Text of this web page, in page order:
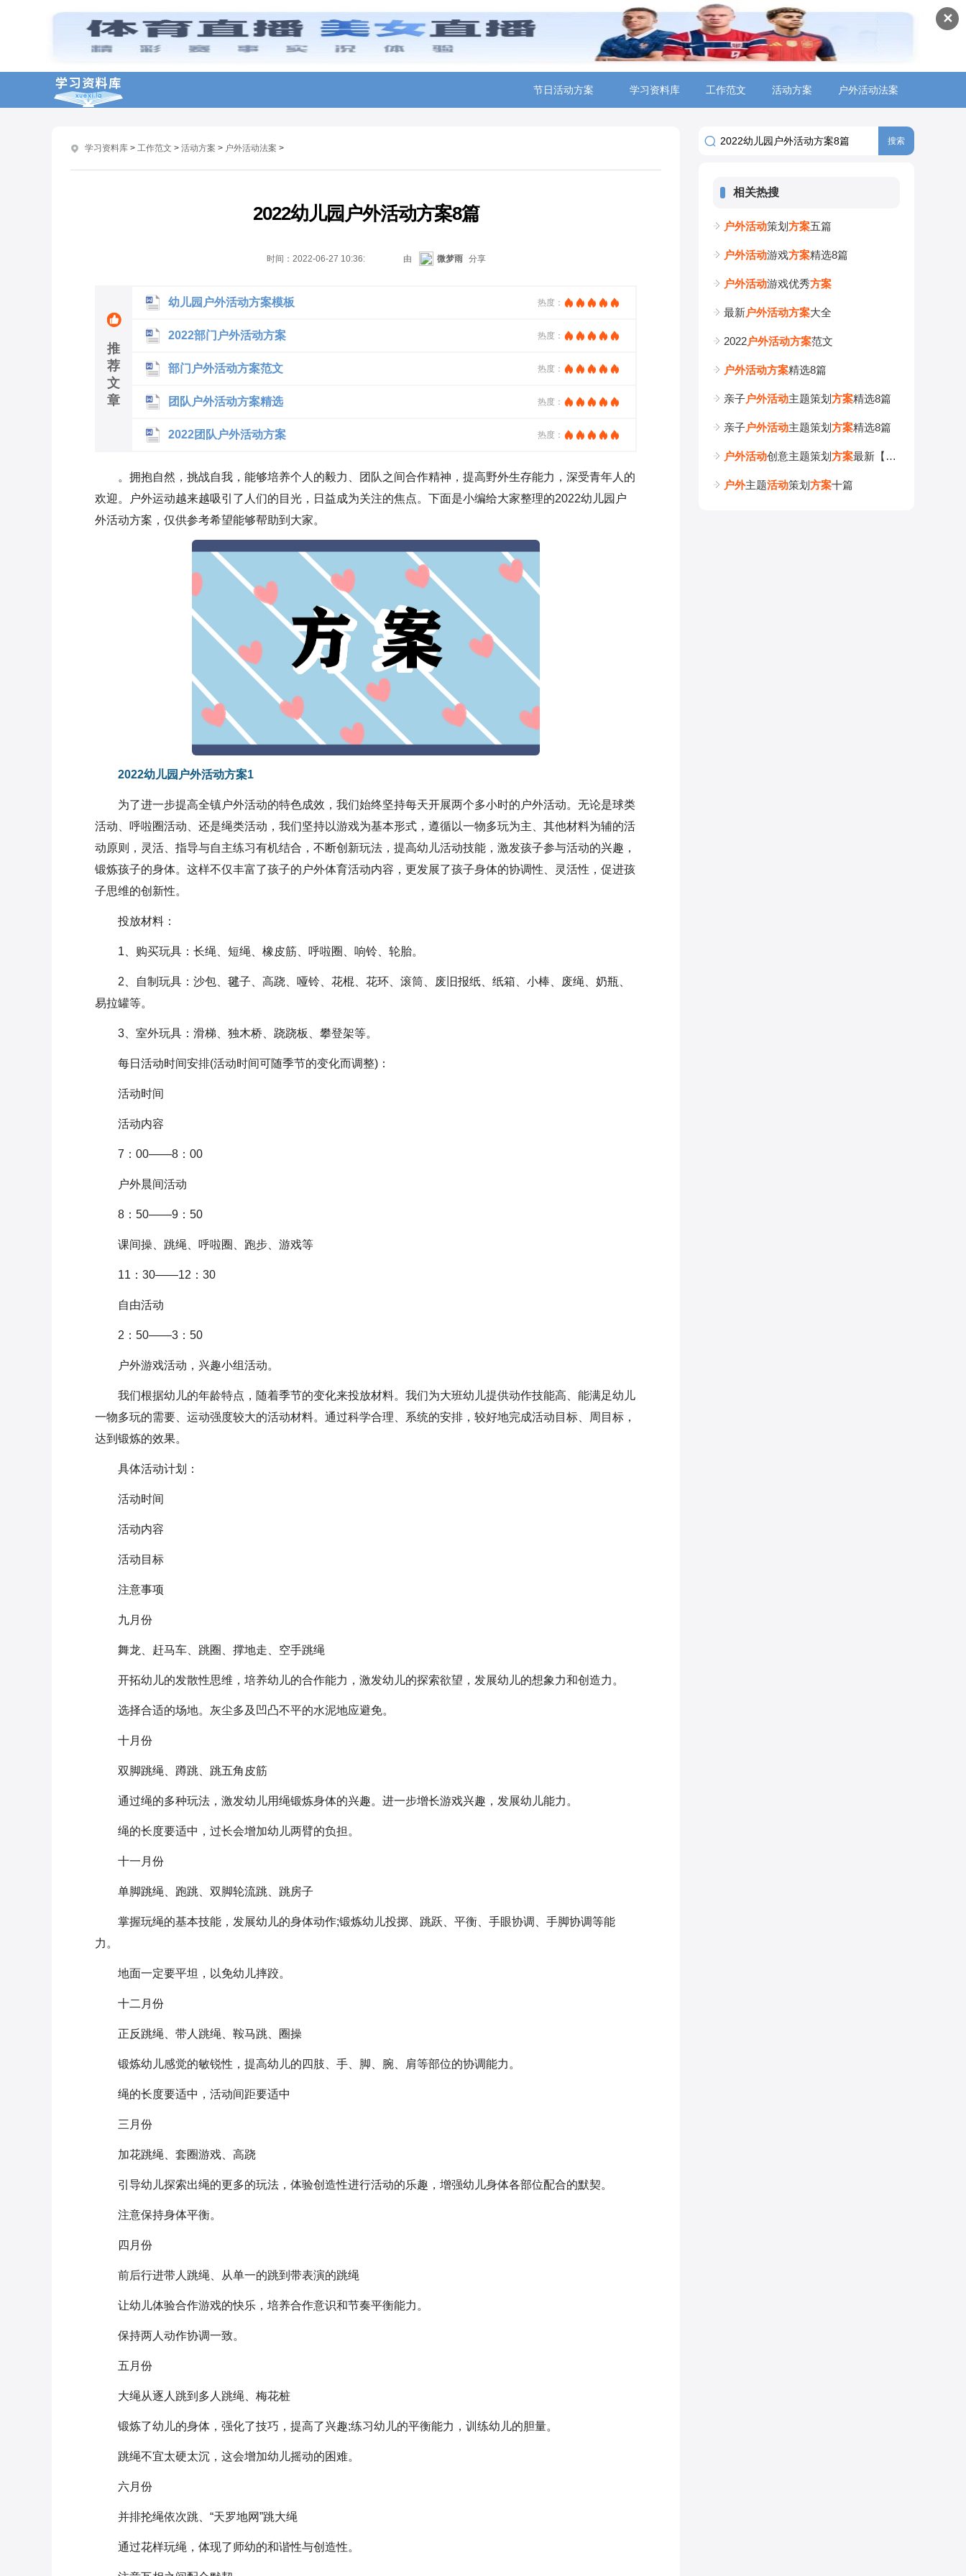
✕
学习资料库 工作范文 活动方案 户外活动法案
节日活动方案
学习资料库 > 工作范文 > 活动方案 > 户外活动法案 >
2022幼儿园户外活动方案8篇
时间： 2022-06-27 10:36:16 由 微梦雨 分享
推
荐
文
章
幼儿园户外活动方案模板 热度：
2022部门户外活动方案 热度：
部门户外活动方案范文 热度：
团队户外活动方案精选 热度：
2022团队户外活动方案 热度：
。拥抱自然，挑战自我，能够培养个人的毅力、团队之间合作精神，提高野外生存能力，深受青年人的
欢迎。户外运动越来越吸引了人们的目光，日益成为关注的焦点。下面是小编给大家整理的2022幼儿园户
外活动方案，仅供参考希望能够帮助到大家。
2022幼儿园户外活动方案1
为了进一步提高全镇户外活动的特色成效，我们始终坚持每天开展两个多小时的户外活动。无论是球类
活动、呼啦圈活动、还是绳类活动，我们坚持以游戏为基本形式，遵循以一物多玩为主、其他材料为辅的活
动原则，灵活、指导与自主练习有机结合，不断创新玩法，提高幼儿活动技能，激发孩子参与活动的兴趣，
锻炼孩子的身体。这样不仅丰富了孩子的户外体育活动内容，更发展了孩子身体的协调性、灵活性，促进孩
子思维的创新性。
投放材料：
1、购买玩具：长绳、短绳、橡皮筋、呼啦圈、响铃、轮胎。
2、自制玩具：沙包、毽子、高跷、哑铃、花棍、花环、滚筒、废旧报纸、纸箱、小棒、废绳、奶瓶、
易拉罐等。
3、室外玩具：滑梯、独木桥、跷跷板、攀登架等。
每日活动时间安排(活动时间可随季节的变化而调整)：
活动时间
活动内容
7：00——8：00
户外晨间活动
8：50——9：50
课间操、跳绳、呼啦圈、跑步、游戏等
11：30——12：30
自由活动
2：50——3：50
户外游戏活动，兴趣小组活动。
我们根据幼儿的年龄特点，随着季节的变化来投放材料。我们为大班幼儿提供动作技能高、能满足幼儿
一物多玩的需要、运动强度较大的活动材料。通过科学合理、系统的安排，较好地完成活动目标、周目标，
达到锻炼的效果。
具体活动计划：
活动时间
活动内容
活动目标
注意事项
九月份
舞龙、赶马车、跳圈、撑地走、空手跳绳
开拓幼儿的发散性思维，培养幼儿的合作能力，激发幼儿的探索欲望，发展幼儿的想象力和创造力。
选择合适的场地。灰尘多及凹凸不平的水泥地应避免。
十月份
双脚跳绳、蹲跳、跳五角皮筋
通过绳的多种玩法，激发幼儿用绳锻炼身体的兴趣。进一步增长游戏兴趣，发展幼儿能力。
绳的长度要适中，过长会增加幼儿两臂的负担。
十一月份
单脚跳绳、跑跳、双脚轮流跳、跳房子
掌握玩绳的基本技能，发展幼儿的身体动作;锻炼幼儿投掷、跳跃、平衡、手眼协调、手脚协调等能
力。
地面一定要平坦，以免幼儿摔跤。
十二月份
正反跳绳、带人跳绳、鞍马跳、圈操
锻炼幼儿感觉的敏锐性，提高幼儿的四肢、手、脚、腕、肩等部位的协调能力。
绳的长度要适中，活动间距要适中
三月份
加花跳绳、套圈游戏、高跷
引导幼儿探索出绳的更多的玩法，体验创造性进行活动的乐趣，增强幼儿身体各部位配合的默契。
注意保持身体平衡。
四月份
前后行进带人跳绳、从单一的跳到带表演的跳绳
让幼儿体验合作游戏的快乐，培养合作意识和节奏平衡能力。
保持两人动作协调一致。
五月份
大绳从逐人跳到多人跳绳、梅花桩
锻炼了幼儿的身体，强化了技巧，提高了兴趣;练习幼儿的平衡能力，训练幼儿的胆量。
跳绳不宜太硬太沉，这会增加幼儿摇动的困难。
六月份
并排抡绳依次跳、“天罗地网”跳大绳
通过花样玩绳，体现了师幼的和谐性与创造性。
相关热搜
户外活动策划方案五篇
户外活动游戏方案精选8篇
户外活动游戏优秀方案
最新户外活动方案大全
2022户外活动方案范文
户外活动方案精选8篇
亲子户外活动主题策划方案精选8篇
亲子户外活动主题策划方案精选8篇
户外活动创意主题策划方案最新【优秀十篇】
户外主题活动策划方案十篇
2022亲子户外活动方案8篇
幼儿园户外体育活动方案设计
幼儿园最新户外活动方案8篇
幼儿户外活动方案设计
2022幼儿户外活动方案